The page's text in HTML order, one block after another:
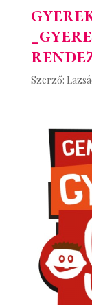
Szerző: